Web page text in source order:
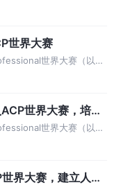
残障选手搭建了更平
世界大赛
世界大赛（以下
海济光职业技术学院是
世界大赛，培养
世界大赛（以下
江高等职业技术学校
界大赛，建立人才